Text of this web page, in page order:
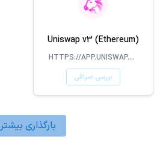
Uniswap v3 (Ethereum)
HTTPS://APP.UNISWAP.ORG/#/SWAP
بررسی صرافی
بارگذاری بیشتر